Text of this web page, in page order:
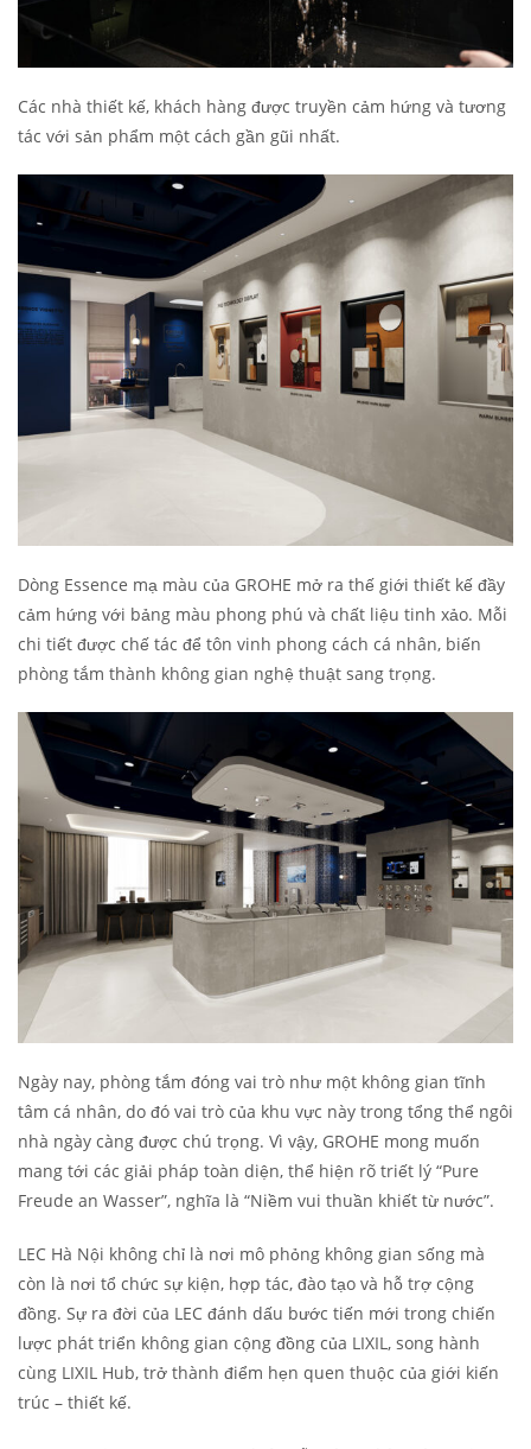
Các nhà thiết kế, khách hàng được truyền cảm hứng và tương
tác với sản phẩm một cách gần gũi nhất.
Dòng Essence mạ màu của GROHE mở ra thế giới thiết kế đầy
cảm hứng với bảng màu phong phú và chất liệu tinh xảo. Mỗi
chi tiết được chế tác để tôn vinh phong cách cá nhân, biến
phòng tắm thành không gian nghệ thuật sang trọng.
Ngày nay, phòng tắm đóng vai trò như một không gian tĩnh
tâm cá nhân, do đó vai trò của khu vực này trong tổng thể ngôi
nhà ngày càng được chú trọng. Vì vậy, GROHE mong muốn
mang tới các giải pháp toàn diện, thể hiện rõ triết lý “Pure
Freude an Wasser”, nghĩa là “Niềm vui thuần khiết từ nước”.
LEC Hà Nội không chỉ là nơi mô phỏng không gian sống mà
còn là nơi tổ chức sự kiện, hợp tác, đào tạo và hỗ trợ cộng
đồng. Sự ra đời của LEC đánh dấu bước tiến mới trong chiến
lược phát triển không gian cộng đồng của LIXIL, song hành
cùng LIXIL Hub, trở thành điểm hẹn quen thuộc của giới kiến
trúc – thiết kế.